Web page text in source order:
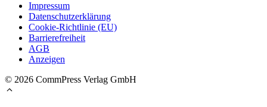
Impressum
Datenschutzerklärung
Cookie-Richtlinie (EU)
Barrierefreiheit
AGB
Anzeigen
© 2026 CommPress Verlag GmbH